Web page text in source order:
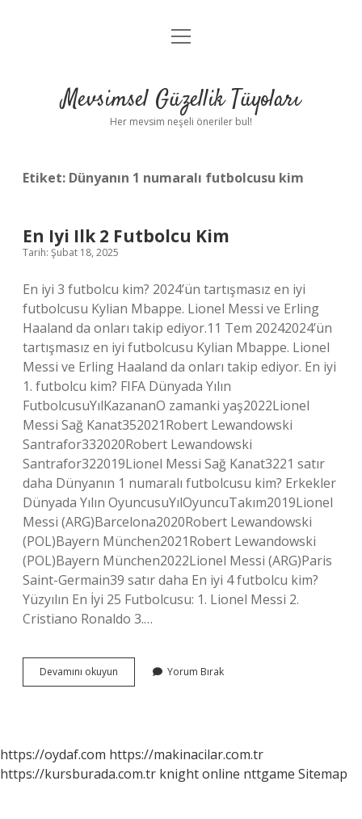
Anasayfa
Yasal Uyarı
menüyü
Mevsimsel Güzellik Tüyoları
Her mevsim neşeli öneriler bul!
Etiket: Dünyanın 1 numaralı futbolcusu kim
En Iyi Ilk 2 Futbolcu Kim
Tarih: Şubat 18, 2025
En iyi 3 futbolcu kim? 2024’ün tartışmasız en iyi
futbolcusu Kylian Mbappe. Lionel Messi ve Erling
Haaland da onları takip ediyor.11 Tem 20242024’ün
tartışmasız en iyi futbolcusu Kylian Mbappe. Lionel
Messi ve Erling Haaland da onları takip ediyor. En iyi
1. futbolcu kim? FIFA Dünyada Yılın
FutbolcusuYılKazananO zamanki yaş2022Lionel
Messi Sağ Kanat352021Robert Lewandowski
Santrafor332020Robert Lewandowski
Santrafor322019Lionel Messi Sağ Kanat3221 satır
daha Dünyanın 1 numaralı futbolcusu kim? Erkekler
Dünyada Yılın OyuncusuYılOyuncuTakım2019Lionel
Messi (ARG)Barcelona2020Robert Lewandowski
(POL)Bayern München2021Robert Lewandowski
(POL)Bayern München2022Lionel Messi (ARG)Paris
Saint-Germain39 satır daha En iyi 4 futbolcu kim?
Yüzyılın En İyi 25 Futbolcusu: 1. Lionel Messi 2.
Cristiano Ronaldo 3.…
Devamını okuyun
Iyi
Yorum Bırak
https://oydaf.com https://makinacilar.com.tr
https://kursburada.com.tr knight online nttgame Sitemap